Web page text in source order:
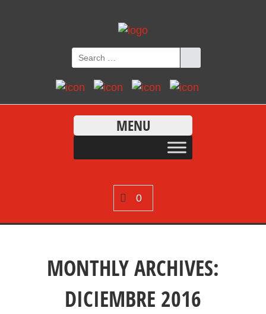
MENU
0
MONTHLY ARCHIVES:
DICIEMBRE 2016